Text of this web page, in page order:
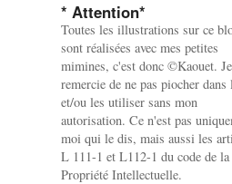
* Attention*
Toutes les illustrations sur ce
sont réalisées avec mes petites
mimines, c'est donc ©Kaouet.
remercie de ne pas piocher dans
et/ou les utiliser sans mon
autorisation. Ce n'est pas
moi qui le dis, mais aussi les
L 111-1 et L112-1 du code de la
Propriété Intellectuelle.